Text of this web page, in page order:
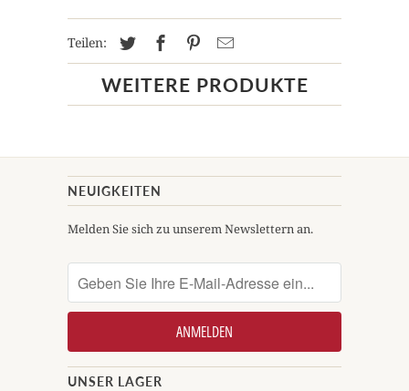
Teilen:
WEITERE PRODUKTE
NEUIGKEITEN
Melden Sie sich zu unserem Newslettern an.
UNSER LAGER